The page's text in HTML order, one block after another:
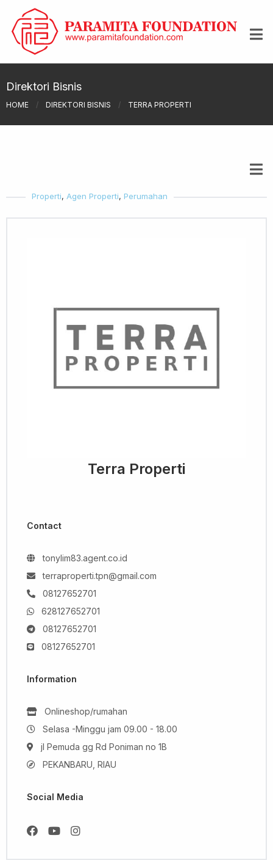
Direktori Bisnis
HOME / DIREKTORI BISNIS / TERRA PROPERTI
Properti, Agen Properti, Perumahan
Terra Properti
Contact
tonylim83.agent.co.id
terraproperti.tpn@gmail.com
08127652701
628127652701
08127652701
08127652701
Information
Onlineshop/rumahan
Selasa -Minggu jam 09.00 - 18.00
jl Pemuda gg Rd Poniman no 1B
PEKANBARU, RIAU
Social Media